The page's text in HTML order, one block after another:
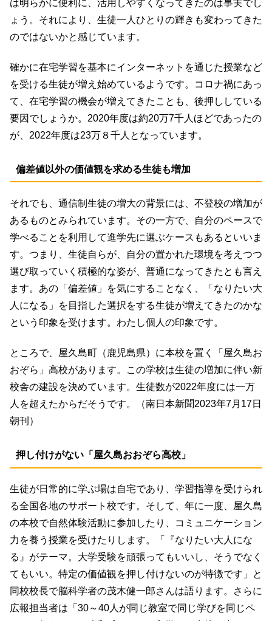
は明らかに便利に、活用しやすくなってきたのは事実でし
ょう。それにより、生徒一人ひとりの輝きも変わってきた
のではないかと感じています。
確かに在宅学習を基本にインターネットを通じた授業など
を受ける生徒が増え始めているようです。コロナ禍にあっ
て、在宅学習の機会が増えてきたことも、後押ししている
要因でしょうか。2020年度は約20万7千人ほどであったの
が、2022年度は23万８千人となっています。
偏差値以外の価値観を求める生徒も増加
それでも、通信制生徒の増大の背景には、不登校の増加が
あるものとみられています。その一方で、自分のペースで
学べることを利用して進学先に選ぶケースもあるといいま
す。つまり、生徒自らが、自分の置かれた環境を考えつつ
選び取っていく積極的な姿が、普通になってきたとも言え
ます。あの「偏差値」を気にすることなく、「なりたい大
人になる」を目指した選択をする生徒が増えてきたのかな
という印象を受けます。わたし個人の印象です。
ところで、屋久島町（鹿児島県）に本校を置く「屋久島お
おぞら」高校があります。この学校は生徒の増加に伴い新
校舎の建設を決めています。生徒数が2022年度には一万
人を超えたからだそうです。（南日本新聞2023年7月17日
朝刊）
押し付けがない「屋久島おおぞら高校」
生徒が日常的に学ぶ場は自宅であり、学習指導を受けられ
る全国各地のサポート校です。そして、年に一度、屋久島
の本校で自然体験活動に参加したり、コミュニケーション
力を養う授業を受けたりします。「『なりたい大人にな
る』がテーマ。大学受験を頑張ってもいいし、そうでなく
てもいい。特定の価値観を押し付けないのが特徴です」と
同校校長で脳科学者の茂木健一郎さんは語ります。さらに
広報担当者は「30～40人が同じ教室で同じ学びを同じペ